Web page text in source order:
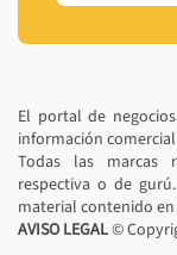
El portal de
información
Todas las marcas
respectiva o de
material contenido
AVISO LEGAL©